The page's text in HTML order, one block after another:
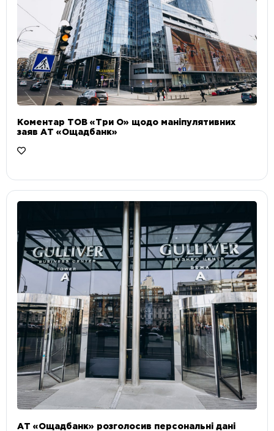
Коментар ТОВ «Три О» щодо маніпулятивних
заяв АТ «Ощадбанк»
АТ «Ощадбанк» розголосив персональні дані